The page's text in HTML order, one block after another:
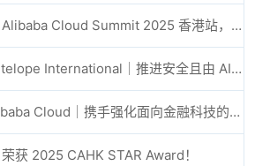
eSignGlobal 出席 Alibaba Cloud Summit 2025 香港站，共同探讨 AI 驱动的云创新与数字信任未来
eSignGlobal × Antelope International｜推进安全且由 AI 驱动的数字化工作流
eSignGlobal × Alibaba Cloud｜携手强化面向金融科技的全球数字信任
获 2025 CAHK STAR Award！